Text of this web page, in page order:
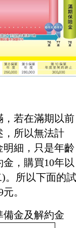
，若在滿期以前
，所以無法計
明細，只是年齡
，購買10年以
。所以下面的試
。
備金及解約金